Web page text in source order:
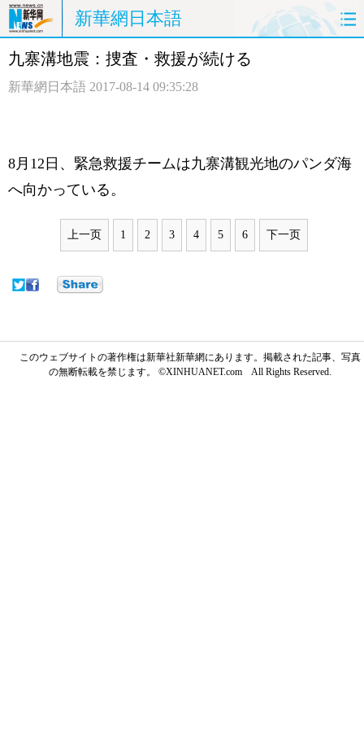
新華網日本語
ホームページ 政治
中日対訳
九寨溝地震：捜査・救援が続ける
新華網日本語 2017-08-14 09:35:28
8月12日、緊急救援チームは九寨溝観光地のパンダ海
へ向かっている。
上一页 1 2 3 4 5 6 下一页
このウェブサイトの著作権は新華社新華網にあります。掲載された記事、写真
の無断転載を禁じます。 ©XINHUANET.com All Rights Reserved.